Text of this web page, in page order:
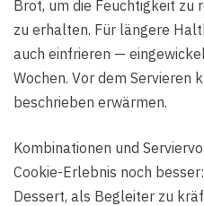
Brot, um die Feuchtigkeit zu
zu erhalten. Für längere
auch einfrieren —
Wochen. Vor dem Servieren
beschrieben erwärmen.
Kombinationen und
Cookie-Erlebnis noch
Dessert, als Begleiter zu